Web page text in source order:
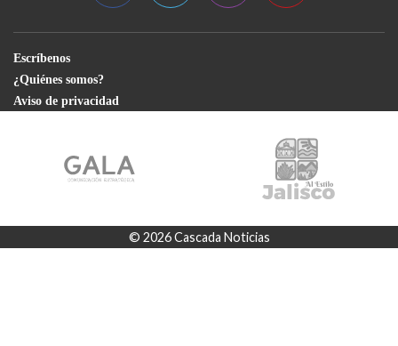
Escríbenos
¿Quiénes somos?
Aviso de privacidad
© 2026 Cascada Noticias